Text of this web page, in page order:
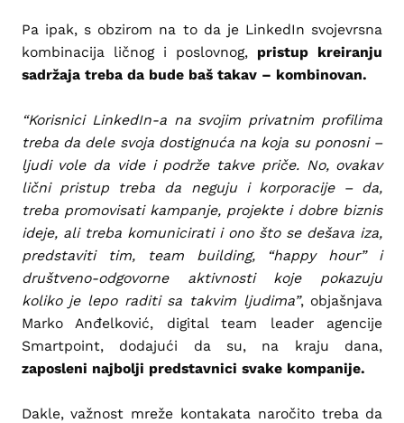
Pa ipak, s obzirom na to da je LinkedIn svojevrsna
kombinacija ličnog i poslovnog, pristup kreiranju
sadržaja treba da bude baš takav – kombinovan.
“Korisnici LinkedIn-a na svojim privatnim profilima
treba da dele svoja dostignuća na koja su ponosni –
ljudi vole da vide i podrže takve priče. No, ovakav
lični pristup treba da neguju i korporacije – da,
treba promovisati kampanje, projekte i dobre biznis
ideje, ali treba komunicirati i ono što se dešava iza,
predstaviti tim, team building, “happy hour” i
društveno-odgovorne aktivnosti koje pokazuju
koliko je lepo raditi sa takvim ljudima”, objašnjava
Marko Anđelković, digital team leader agencije
Smartpoint, dodajući da su, na kraju dana,
zaposleni najbolji predstavnici svake kompanije.
Dakle, važnost mreže kontakata naročito treba da